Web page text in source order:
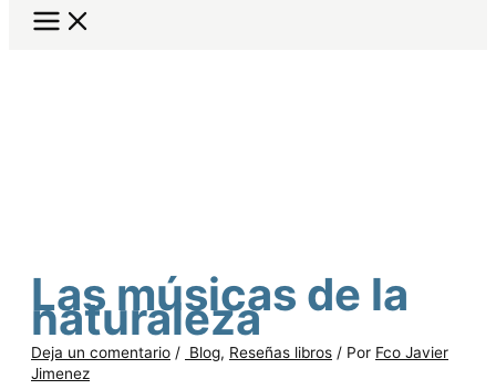
Las músicas de la
naturaleza
Deja un comentario / Blog, Reseñas libros / Por Fco Javier
Jimenez